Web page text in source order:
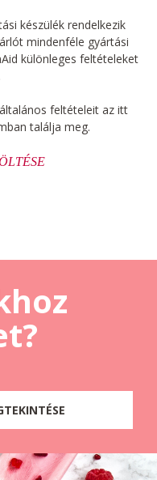
készülék rendelkezik
mindenféle gyártási
különleges feltételeket
feltételeit az itt
találja meg.